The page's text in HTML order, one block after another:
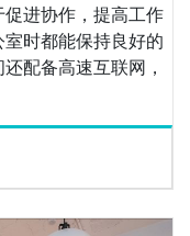
进协作，提高工作
时都能保持良好的
配备高速互联网，